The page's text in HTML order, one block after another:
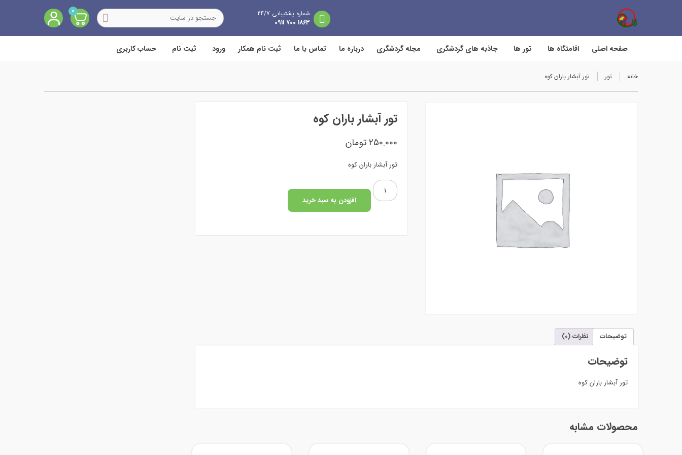
شماره پشتیبانی 24/7
1863 700 0911
0
صفحه اصلی اقامتگاه ها تور ها جاذبه های گردشگری مجله گردشگری درباره ما تماس با ما ثبت نام همکار ورود ثبت نام حساب کاربری
خانه تور تور آبشار باران کوه
تور آبشار باران کوه
250.000تومان
تور آبشار باران کوه
تور
آبشار
باران
افزودن به سبد خرید
توضیحات نظرات (0)
توضیحات
تور آبشار باران کوه
محصولات مشابه